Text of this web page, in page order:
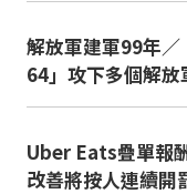
解放軍建軍99年
64」攻下多個解放
Uber Eats疊單報
改善將按人連續開